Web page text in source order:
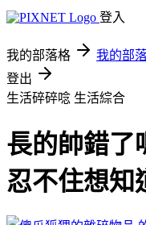
登入
我的部落格 我的部
登出
生活碎碎唸 生活綜合
長的帥錯了
忍不住想知